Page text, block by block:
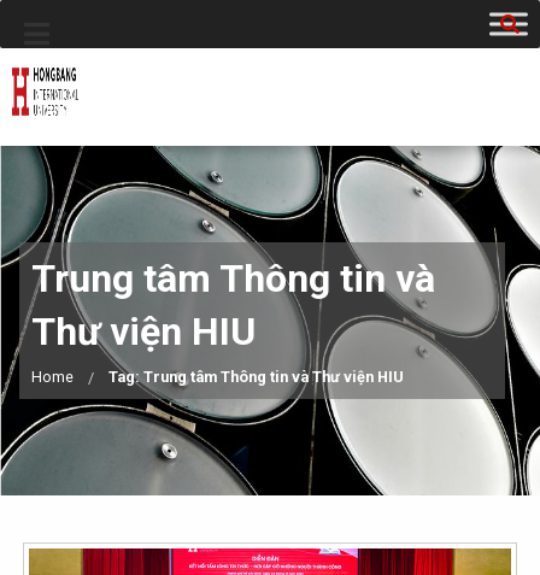
Trung tâm Thông tin và
Thư viện HIU
Home Tag: Trung tâm Thông tin và Thư viện HIU